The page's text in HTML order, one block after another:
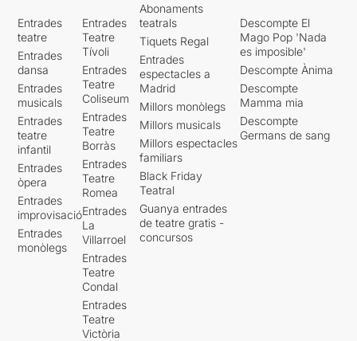
Entrades
teatre
Entrades
dansa
Entrades
musicals
Entrades
teatre
infantil
Entrades
òpera
Entrades
improvisació
Entrades
monòlegs
Entrades
Teatre
Tívoli
Entrades
Teatre
Coliseum
Entrades
Teatre
Borràs
Entrades
Teatre
Romea
Entrades
La
Villarroel
Entrades
Teatre
Condal
Entrades
Teatre
Victòria
Abonaments
teatrals
Tiquets Regal
Entrades
espectacles a
Madrid
Millors monòlegs
Millors musicals
Millors espectacles
familiars
Black Friday
Teatral
Guanya entrades
de teatre gratis -
concursos
Descompte El
Mago Pop 'Nada
es imposible'
Descompte Ànima
Descompte
Mamma mia
Descompte
Germans de sang